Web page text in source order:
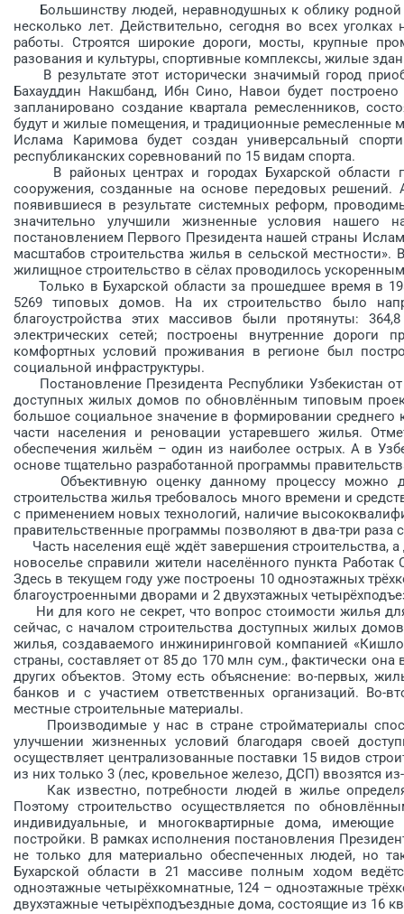
Большинству людей, нерав­нодушных к облику родной
несколько лет. Действительно, сегодня во всех
работы. Строятся широкие дороги, мосты, крупные
разования и культуры, спортивные комплексы, жилые
В результате этот исторически значимый город
Бахауддин Накшбанд, Ибн Сино, Навои будет
запланировано создание квартала ремесленников,
будут и жилые помещения, и традиционные ремесленные
Ислама Каримова будет создан универсальный
республиканских соревнований по 15 видам спорта.
В районых центрах и городах Бухарской области
сооружения, созданные на основе передовых
появившиеся в результате системных реформ,
значительно улучшили жизненные условия нашего
постановлением Первого Президента нашей страны
масштабов строительства жилья в сельской местности».
жилищное строительство в сёлах проводилось
Только в Бухарской области за прошедшее время в
5269 типовых домов. На их строительство было
благоустройства этих массивов были протянуты:
электрических сетей; построены внутренние дороги
комфортных условий проживания в регионе был
социальной инфраструктуры.
Постановление Президента Рес­публики Узбекистан от
доступных жилых домов по обновлённым типовым
большое социальное значение в формировании
части населения и реновации устаревшего жилья.
обеспечения жильём – один из наиболее острых. А в
основе тщательно разработанной программы
Объективную оценку данному процессу можно
строительства жилья требовалось много времени и
с применением новых технологий, наличие
правительственные программы позволяют в два-три раза
Часть населения ещё ждёт завершения строительства,
новоселье справили жители населённого пункта Работак
Здесь в текущем году уже построены 10 одноэтажных
благоустроенными дворами и 2 двухэтажных
Ни для кого не секрет, что вопрос стоимости жилья
сейчас, с началом строительства доступных жилых
жилья, создаваемого инжиниринговой компанией
страны, составляет от 85 до 170 млн сум., фактически
других объектов. Этому есть объяснение: во-первых,
банков и с участием ответственных организаций. Во-
местные строительные материалы.
Производимые у нас в стране стройматериалы
улучшении жизненных условий благодаря своей
осуществляет централизованные поставки 15 видов
из них только 3 (лес, кровельное железо, ДСП) ввозятся
Как известно, потребности людей в жилье
Поэтому строительство осуществляется по
индивидуальные, и многоквартирные дома, имеющие
постройки. В рамках исполнения постановления
не только для материально обеспеченных людей, но
Бухарской области в 21 массиве полным ходом
одноэтажные четырёхкомнатные, 124 – одноэтажные
двухэтажные четырёхподъездные дома, состоящие из 16